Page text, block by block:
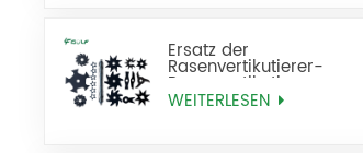
Ersatz der
Rasenvertikutierer-
Rasenvertikutierer-
Rasenfräse
WEITERLESEN